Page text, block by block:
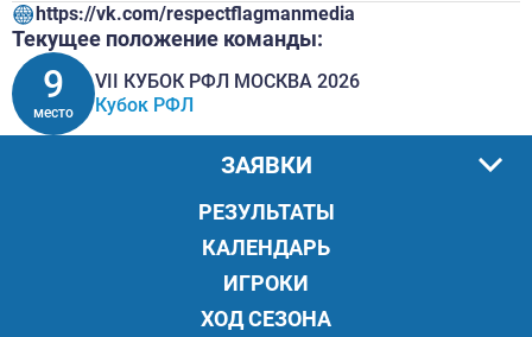
https://vk.com/respectflagmanmedia
Текущее положение команды:
9
место
VII КУБОК РФЛ МОСКВА 2026
Кубок РФЛ
РЕЗУЛЬТАТЫ
КАЛЕНДАРЬ
ИГРОКИ
ЗАЯВКИ
ХОД СЕЗОНА